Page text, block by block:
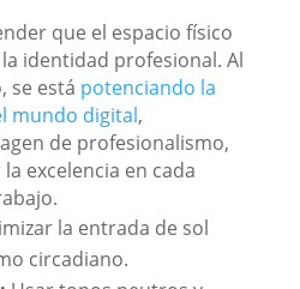
que el espacio físico
identidad profesional. Al
se está potenciando la
mundo digital,
de profesionalismo,
excelencia en cada
la entrada de sol
circadiano.